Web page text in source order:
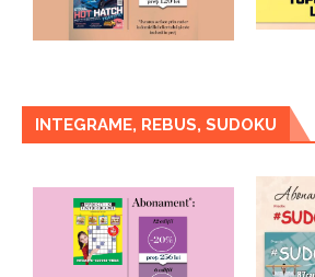
INTEGRAME, REBUS, SUDOKU